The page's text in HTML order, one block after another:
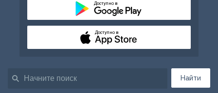
Найти
Доступно в
Доступно в